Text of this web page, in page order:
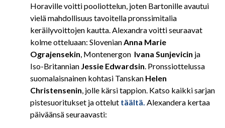
Horaville voitti pooliottelun, joten Bartonille avautui
vielä mahdollisuus tavoitella pronssimitalia
keräilyvoittojen kautta. Alexandra voitti seuraavat
kolme otteluaan: Slovenian Anna Marie
Ograjensekin , Montenergon Ivana Sunjevicin ja
Iso-Britannian Jessie Edwardsin . Pronssiottelussa
suomalaisnainen kohtasi Tanskan Helen
Christensenin , jolle kärsi tappion. Katso kaikki sarjan
pistesuoritukset ja ottelut täältä. Alexandera kertaa
päiväänsä seuraavasti: